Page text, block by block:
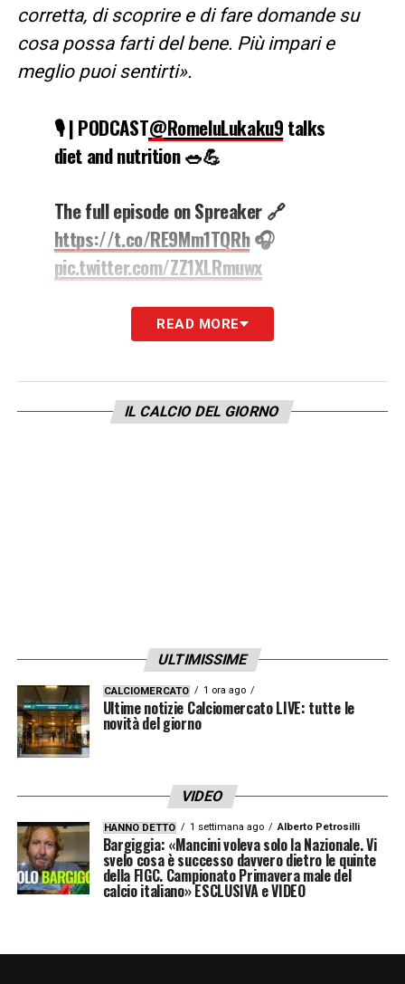
corretta, di scoprire e di fare domande su
cosa possa farti del bene. Più impari e
meglio puoi sentirti».
🎙️ | PODCAST@RomeluLukaku9talks
diet and nutrition 🥗💪
The full episode on Spreaker 🔗
https://t.co/RE9Mm1TQRh🎧
pic.twitter.com/ZZ1XLRmuwx
— Inter (@Inter_en)March 10, 2021
LA PLAYLIST DELLE NOSTRE TOP NEWS
READ MORE
IL CALCIO DEL GIORNO
ULTIMISSIME
CALCIOMERCATO 1 ora ago
Ultime notizie Calciomercato LIVE: tutte le
novità del giorno
VIDEO
HANNO DETTO 1 settimana ago Alberto Petrosilli
Bargiggia: «Mancini voleva solo la Nazionale. Vi
svelo cosa è successo davvero dietro le quinte
della FIGC. Campionato Primavera male del
calcio italiano» ESCLUSIVA e VIDEO